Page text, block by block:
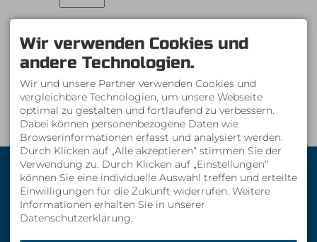
Mit dem Absenden des Formulars habe ich die
Datenschutzerklärung
zur Kenntnis genommen.
Stetter Landschaftsbau
GmbH
Am Auwald 5
87538 Obermaiselstein
Tel. +49 8326 366197
info@stetter-
landschaftsbau.de
Wir verwenden Cookies und
andere Technologien.
Wir und unsere Partner verwenden Cookies und
vergleichbare Technologien, um unsere Webseite
optimal zu gestalten und fortlaufend zu verbessern.
Dabei können personenbezogene Daten wie
Browserinformationen erfasst und analysiert werden.
Durch Klicken auf „Alle akzeptieren“ stimmen Sie der
Verwendung zu. Durch Klicken auf „Einstellungen“
können Sie eine individuelle Auswahl treffen und erteilte
Einwilligungen für die Zukunft widerrufen. Weitere
Informationen erhalten Sie in unserer
Datenschutzerklärung.